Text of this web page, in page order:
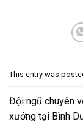
This entry was
Đội ngũ chuyên
xưởng tại Bình